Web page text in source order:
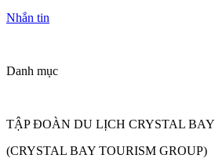
Nhắn tin
Danh mục
TẬP ĐOÀN DU LỊCH CRYSTAL BAY
(CRYSTAL BAY TOURISM GROUP)